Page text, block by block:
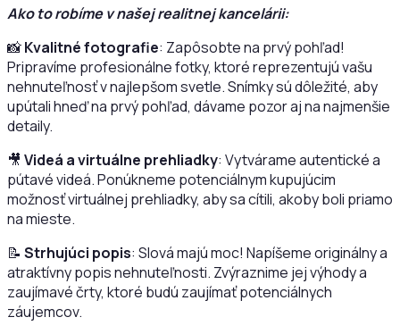
Ako to robíme v našej realitnej kancelárii:
📸Kvalitné fotografie: Zapôsobte na prvý pohľad!
Pripravíme profesionálne fotky, ktoré reprezentujú vašu
nehnuteľnosť v najlepšom svetle. Snímky sú dôležité, aby
upútali hneď na prvý pohľad, dávame pozor aj na najmenšie
detaily.
🎥 Videá a virtuálne prehliadky: Vytvárame autentické a
pútavé videá. Ponúkneme potenciálnym kupujúcim
možnosť virtuálnej prehliadky, aby sa cítili, akoby boli priamo
na mieste.
📝 Strhujúci popis: Slová majú moc! Napíšeme originálny a
atraktívny popis nehnuteľnosti. Zvýraznime jej výhody a
zaujímavé črty, ktoré budú zaujímať potenciálnych
záujemcov.